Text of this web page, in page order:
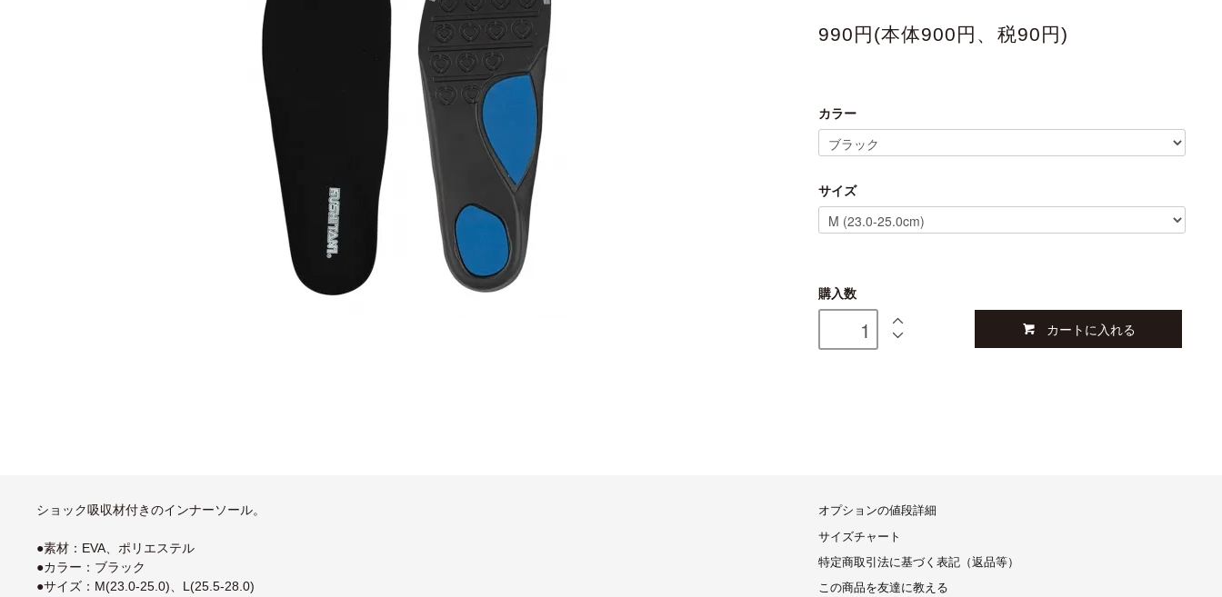
990円(本体900円、税90円)
カラー
サイズ
購入数
カートに入れる
ショック吸収材付きのインナーソール。
●素材：EVA、ポリエステル
●カラー：ブラック
●サイズ：M(23.0-25.0)、L(25.5-28.0)
オプションの値段詳細
サイズチャート
特定商取引法に基づく表記（返品等）
この商品を友達に教える